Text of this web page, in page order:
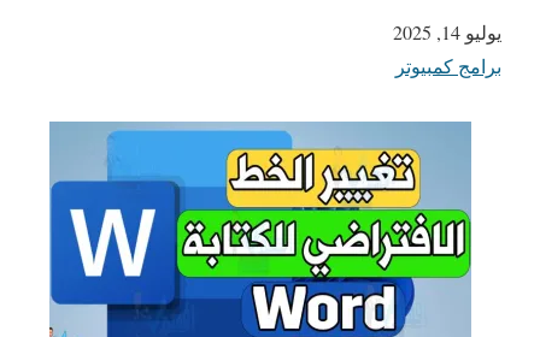
التاريخ
يوليو 14, 2025
في ما يتعلق بما يأتي
برامج كمبيوتر